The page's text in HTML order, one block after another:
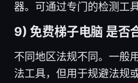
器。可通过专门的检测工
9) 免费梯子电脑 是否
不同地区法规不同。一般
法工具，但用于规避法规